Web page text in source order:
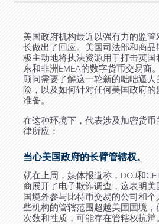
美国政府机构最近以强有力的监
长做出了回应。美国司法部和商
极主动地将执法资源用于打击英国
东和非洲EMEA的数字货币交易商
顾问需要了解这一轮新的咄咄逼
险，以及如何针对任何美国政府
准备。
在这种环境下，代表涉及加密货
律所应：
当心美国政府的长臂管辖权。
就在上周，媒体报道称，DOJ和
商展开了电子欺诈调查，这表明
国境外参与比特币交易的公司和
些机构的管辖范围超越美国国境
次数和性质，可能存在管辖权抗辩。